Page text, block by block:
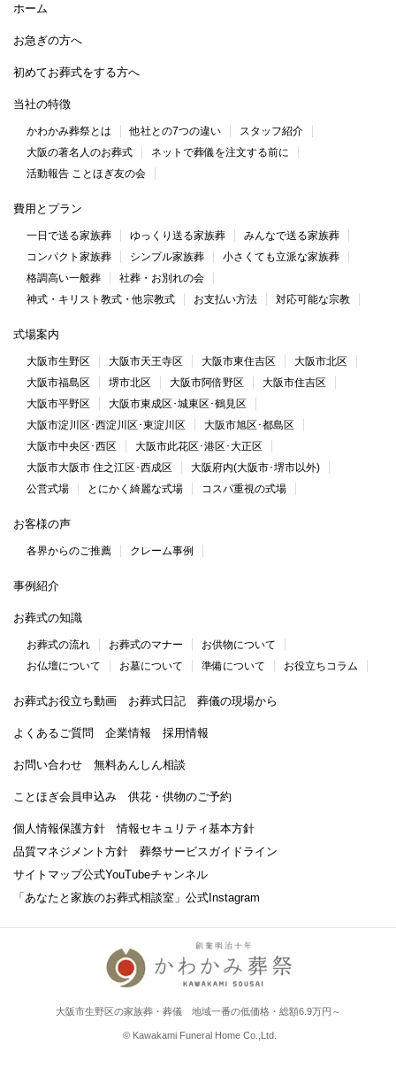
ホーム
お急ぎの方へ
初めてお葬式をする方へ
当社の特徴
かわかみ葬祭とは 他社との7つの違い
スタッフ紹介
大阪の著名人のお葬式
ネットで葬儀を注文する前に
活動報告 ことほぎ友の会
費用とプラン
一日で送る家族葬 ゆっくり送る家族葬
みんなで送る家族葬
コンパクト家族葬
シンプル家族葬
小さくても立派な家族葬
格調高い一般葬
社葬・お別れの会
神式・キリスト教式・他宗教式
お支払い方法 対応可能な宗教
式場案内
大阪市生野区 大阪市天王寺区 大阪市東住吉区
大阪市北区
大阪市福島区
堺市北区 大阪市阿倍野区
大阪市住吉区
大阪市平野区
大阪市東成区･城東区･鶴見区
大阪市淀川区･西淀川区･東淀川区
大阪市旭区･都島区
大阪市中央区･西区
大阪市此花区･港区･大正区
大阪市大阪市 住之江区･西成区
大阪府内(大阪市･堺市以外)
公営式場
とにかく綺麗な式場 コスパ重視の式場
お客様の声
各界からのご推薦 クレーム事例
事例紹介
お葬式の知識
お葬式の流れ お葬式のマナー
お供物について
お仏壇について
お墓について 準備について お役立ちコラム
お葬式お役立ち動画 お葬式日記 葬儀の現場から
よくあるご質問 企業情報 採用情報
お問い合わせ 無料あんしん相談
ことほぎ会員申込み 供花・供物のご予約
個人情報保護方針
情報セキュリティ基本方針
品質マネジメント方針
葬祭サービスガイドライン
サイトマップ公式YouTubeチャンネル
「あなたと家族のお葬式相談室」 公式Instagram
大阪市生野区の家族葬・葬儀 地域一番の低価格・総額6.9万円～
© Kawakami Funeral Home Co.,Ltd.